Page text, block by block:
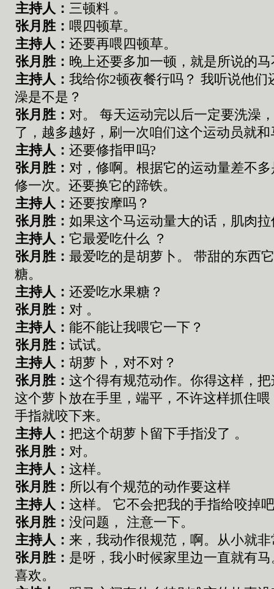
主持人： 三顿料 。
张月胜： 喂四顿草。
主持人： 还要再喂四顿草。
张月胜： 晚上还要多加一顿 ，就是所说的马
主持人： 我给你2顿夜餐行吗 ？ 我听说他们
澡是不是 ？
张月胜： 对。 每天运动完以后一定要洗澡 ，
了 ， 越多越好 ， 刷一次咱们这个运动员就
主持人： 还要修指甲吗?
张月胜： 对 ， 修啊。 根据它的运动量差不多
修一次。还要换它的蹄铁。
主持人： 还要按摩吗？
张月胜： 如果这个马运动量大的话，肌肉
主持人： 它最爱吃什么 ？
张月胜： 最爱吃的是胡萝卜 。 带甜的东西
糖。
主持人： 还爱吃水果糖？
张月胜： 对 。
主持人： 能不能让我喂它一下 ？
张月胜： 试试。
主持人： 胡萝卜 ， 对不对 ？
张月胜： 这个得有规范动作。 你得这样， 把
这个萝 卜放在手里 ，端平 ，不许这样抓住喂
手指就咬下来。
主持人： 把这个胡萝卜留下手指没了 。
张月胜： 对。
主持人： 这样。
张月胜： 所以有个规范的动作要这样
主持人： 这样。 它不会把我的手指给咬掉吧
张月胜： 没问题 ， 注意一下。
主持人： 来 ， 我动作很规范， 啊。 从小就非
张月胜： 是呀，我小时候家里边一直就有
喜欢。